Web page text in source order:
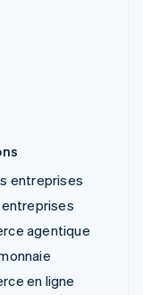
entreprises
agentique
en ligne